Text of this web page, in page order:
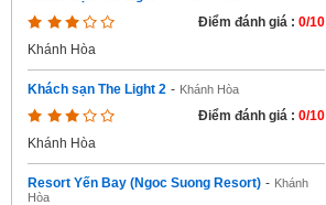
Điểm đánh giá : 0/10
Khánh Hòa
Khách sạn The Light 2 - Khánh Hòa
Điểm đánh giá : 0/10
Khánh Hòa
Resort Yến Bay (Ngoc Suong Resort) - Khánh
Hòa